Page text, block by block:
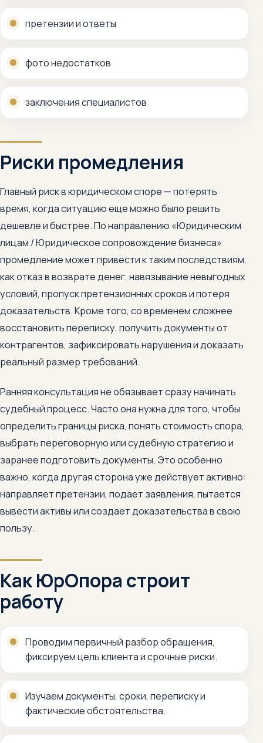
претензии и ответы
фото недостатков
заключения специалистов
Риски промедления
Главный риск в юридическом споре — потерять
время, когда ситуацию еще можно было решить
дешевле и быстрее. По направлению «Юридическим
лицам / Юридическое сопровождение бизнеса»
промедление может привести к таким последствиям,
как отказ в возврате денег, навязывание невыгодных
условий, пропуск претензионных сроков и потеря
доказательств. Кроме того, со временем сложнее
восстановить переписку, получить документы от
контрагентов, зафиксировать нарушения и доказать
реальный размер требований.
Ранняя консультация не обязывает сразу начинать
судебный процесс. Часто она нужна для того, чтобы
определить границы риска, понять стоимость спора,
выбрать переговорную или судебную стратегию и
заранее подготовить документы. Это особенно
важно, когда другая сторона уже действует активно:
направляет претензии, подает заявления, пытается
вывести активы или создает доказательства в свою
пользу.
Как ЮрОпора строит
работу
Проводим первичный разбор обращения,
фиксируем цель клиента и срочные риски.
Изучаем документы, сроки, переписку и
фактические обстоятельства.